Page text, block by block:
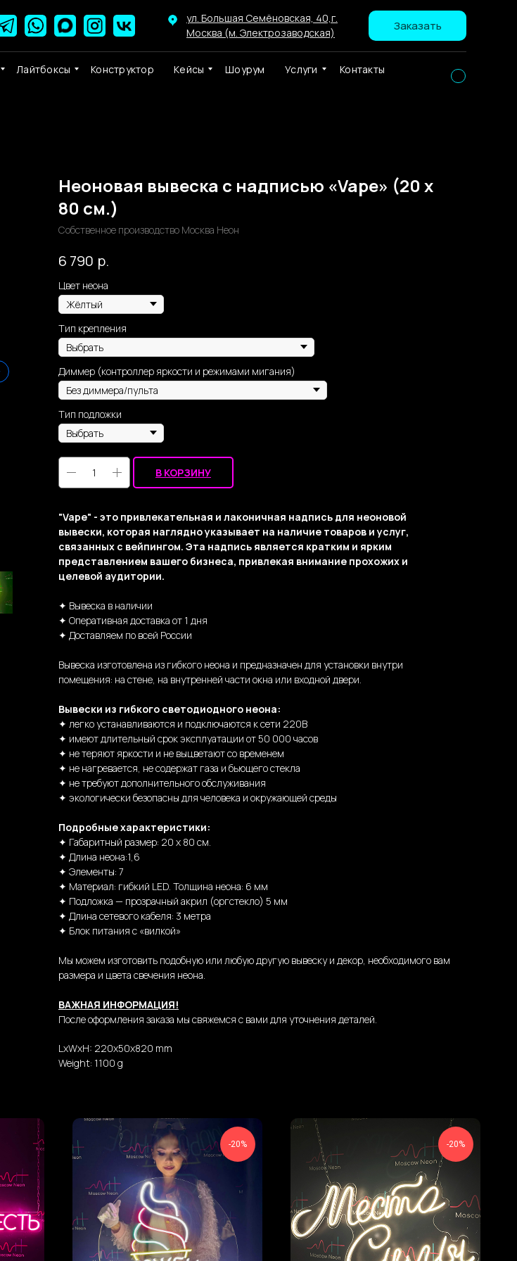
Лайтбоксы Конструктор Кейсы Услуги
Заказать
ул. Большая Семёновская, 40,г.
Москва (м. Электрозаводская)
Контакты
Шоурум
Неоновая вывеска с надписью «Vape» (20 х
80 см.)
Собственное производство Москва Неон
6 790 р.
Цвет неона
Тип крепления
Диммер (контроллер яркости и режимами мигания)
Тип подложки
В КОРЗИНУ
"Vape" - это привлекательная и лаконичная надпись для неоновой
вывески, которая наглядно указывает на наличие товаров и услуг,
связанных с вейпингом. Эта надпись является кратким и ярким
представлением вашего бизнеса, привлекая внимание прохожих и
целевой аудитории.
✦ Вывеска в наличии
✦ Оперативная доставка от 1 дня
✦ Доставляем по всей России
Вывеска изготовлена из гибкого неона и предназначен для установки внутри
помещения: на стене, на внутренней части окна или входной двери.
Вывески из гибкого светодиодного неона:
✦ легко устанавливаются и подключаются к сети 220В
✦ имеют длительный срок эксплуатации от 50 000 часов
✦ не теряют яркости и не выцветают со временем
✦ не нагревается, не содержат газа и бьющего стекла
✦ не требуют дополнительного обслуживания
✦ экологически безопасны для человека и окружающей среды
Подробные характеристики:
✦ Габаритный размер: 20 х 80 см.
✦ Длина неона:1,6
✦ Элементы: 7
✦ Материал: гибкий LED. Толщина неона: 6 мм
✦ Подложка — прозрачный акрил (оргстекло) 5 мм
✦ Длина сетевого кабеля: 3 метра
✦ Блок питания с «вилкой»
Мы можем изготовить подобную или любую другую вывеску и декор, необходимого вам
размера и цвета свечения неона.
ВАЖНАЯ ИНФОРМАЦИЯ!
После оформления заказа мы свяжемся с вами для уточнения деталей.
LxWxH: 220x50x820 mm
Weight: 1100 g
-20% -20%